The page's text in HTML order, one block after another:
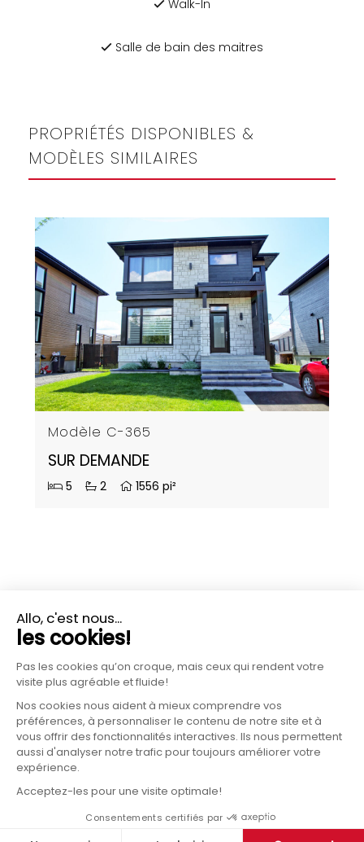
Walk-In
Salle de bain des maitres
PROPRIÉTÉS DISPONIBLES &
MODÈLES SIMILAIRES
Modèle C-365
SUR DEMANDE
5 2 1556 pi²
PLUS D'INFORMATIONS?
2019 - 2026 Construction Réjean Morin, tous droits
RBQ: 8262-2275-48 | Site web Graph Synergie